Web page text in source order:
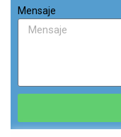
Mensaje